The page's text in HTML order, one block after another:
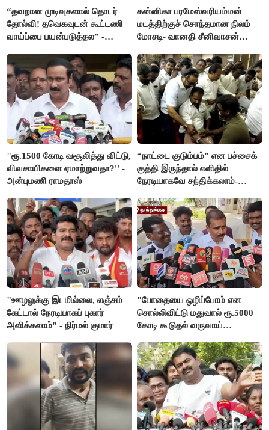
“தவறான முடிவுகளால் தொடர்
தோல்வி! தவெகவுடன் கூட்டணி
வாய்ப்பை பயன்படுத்தல” -
கன்னிகா பரமேஸ்வரியம்மன்
மடத்திற்குச் சொந்தமான நிலம்
மோசடி- வானதி சீனிவாசன்
"ரூ.1500 கோடி வசூலித்து விட்டு,
விவசாயிகளை ஏமாற்றுவதா?'' -
அன்புமணி ராமதாஸ்
“நாட்டை குடும்பம்” என பச்சைக்
குத்தி இருந்தால் எளிதில்
நேரடியாகவே சந்திக்கலாம்-
"ஊழலுக்கு இடமில்லை, லஞ்சம்
கேட்டால் நேரடியாகப் புகார்
அளிக்கலாம்" - நிர்மல் குமார்
"போதையை ஒழிப்போம் என
சொல்லிவிட்டு மதுவால் ரூ.5000
கோடி கூடுதல் வருவாய்
மார்க்கண்டேயன்